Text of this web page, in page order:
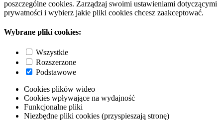
poszczególne cookies. Zarządzaj swoimi ustawieniami dotyczącymi
prywatności i wybierz jakie pliki cookies chcesz zaakceptować.
Wybrane pliki cookies:
Wszystkie
Rozszerzone
Podstawowe
Cookies plików wideo
Cookies wpływające na wydajność
Funkcjonalne pliki
Niezbędne pliki cookies (przyspieszają stronę)